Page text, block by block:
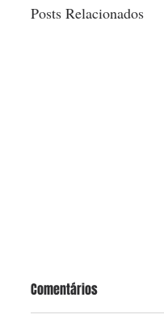
Posts Relacionados
Comentários